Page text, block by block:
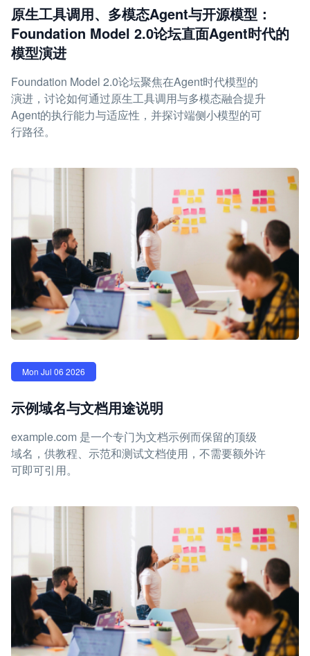
原生工具调用、多模态Agent与开源模型：
Foundation Model 2.0论坛直面Agent时代的
模型演进
Foundation Model 2.0论坛聚焦在Agent时代模型的
演进，讨论如何通过原生工具调用与多模态融合提升
Agent的执行能力与适应性，并探讨端侧小模型的可
行路径。
Mon Jul 06 2026
示例域名与文档用途说明
example.com 是一个专门为文档示例而保留的顶级
域名，供教程、示范和测试文档使用，不需要额外许
可即可引用。